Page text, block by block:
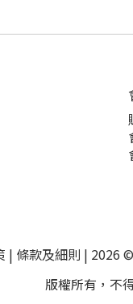
| 條款及細則 | 2026
版權所有，不